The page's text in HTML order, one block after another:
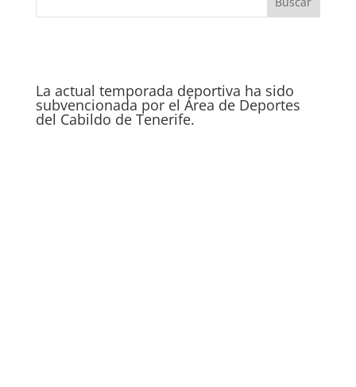
La actual temporada deportiva ha sido
subvencionada por el Área de Deportes
del Cabildo de Tenerife.